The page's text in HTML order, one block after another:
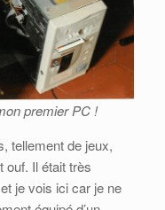
premier PC !
tellement de jeux,
ouf. Il était très
je vois ici car je ne